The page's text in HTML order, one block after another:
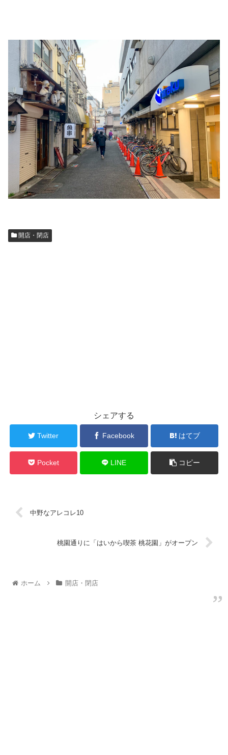
開店・閉店
シェアする
Twitter Facebook はてブ
Pocket LINE コピー
中野なアレコレ10
桃園通りに「はいから喫茶 桃花園」がオープン
ホーム 開店・閉店